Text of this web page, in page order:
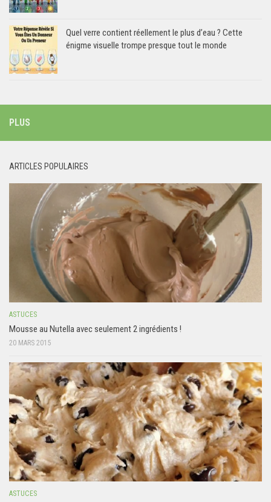
Quel verre contient réellement le plus d’eau ? Cette
énigme visuelle trompe presque tout le monde
PLUS
ARTICLES POPULAIRES
ASTUCES
Mousse au Nutella avec seulement 2 ingrédients !
20 MARS 2015
ASTUCES